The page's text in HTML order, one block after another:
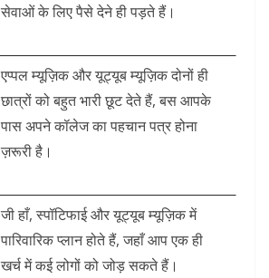
सेवाओं के लिए पैसे देने ही पड़ते हैं।
एप्पल म्यूज़िक और यूट्यूब म्यूज़िक दोनों ही
छात्रों को बहुत भारी छूट देते हैं, बस आपके
पास अपने कॉलेज का पहचान पत्र होना
ज़रूरी है।
जी हाँ, स्पॉटिफाई और यूट्यूब म्यूज़िक में
पारिवारिक प्लान होते हैं, जहाँ आप एक ही
खर्च में कई लोगों को जोड़ सकते हैं।